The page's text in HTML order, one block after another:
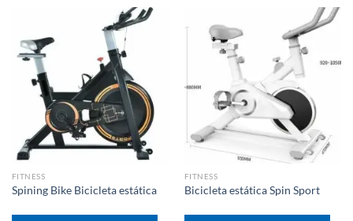
FITNESS
Spining Bike Bicicleta estática
FITNESS
Bicicleta estática Spin Sport